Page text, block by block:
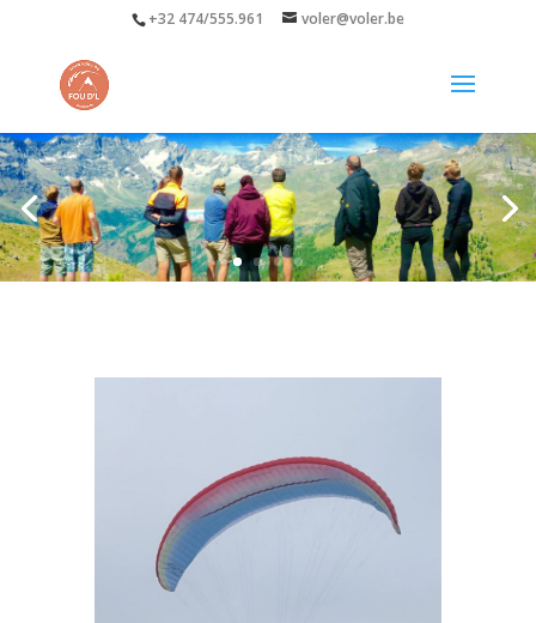
+32 474/555.961 voler@voler.be